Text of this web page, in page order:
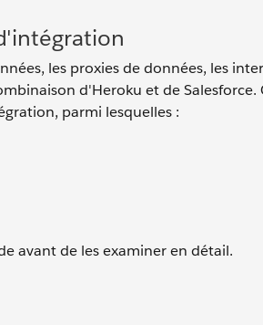
les proxies de données, les
d'Heroku et de
parmi lesquelles :
avant de les examiner en détail.